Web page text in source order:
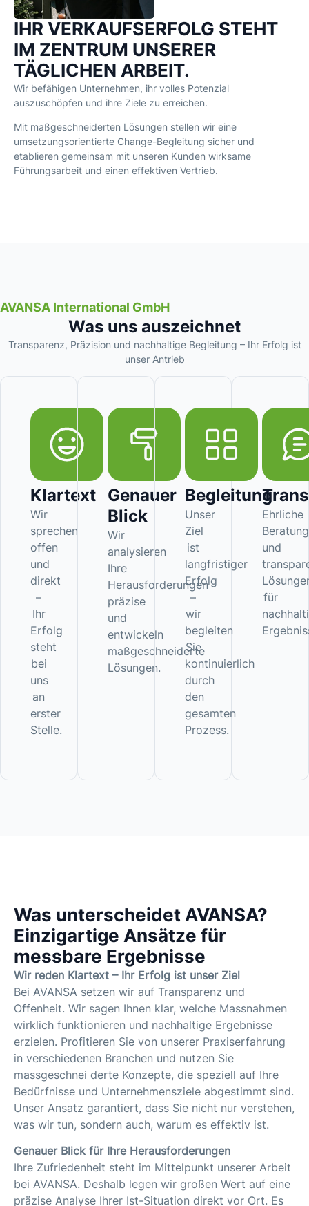
IHR VERKAUFSERFOLG STEHT
IM ZENTRUM UNSERER
TÄGLICHEN ARBEIT.
Wir befähigen Unternehmen, ihr volles Potenzial
auszuschöpfen und ihre Ziele zu erreichen.
Mit maßgeschneiderten Lösungen stellen wir eine
umsetzungsorientierte Change-Begleitung sicher und
etablieren gemeinsam mit unseren Kunden wirksame
Führungsarbeit und einen effektiven Vertrieb.
AVANSA International GmbH
Was uns auszeichnet
Transparenz, Präzision und nachhaltige Begleitung – Ihr Erfolg ist
unser Antrieb
Klartext
Wir
sprechen
offen
und
direkt
–
Ihr
Erfolg
steht
bei
uns
an
erster
Stelle.
Genauer
Blick
Wir
analysieren
Ihre
Herausforderungen
präzise
und
entwickeln
maßgeschneiderte
Lösungen.
Begleitung
Unser
Ziel
ist
langfristiger
Erfolg
–
wir
begleiten
Sie
kontinuierlich
durch
den
gesamten
Prozess.
Ehrliche
Beratung
und
für
Was unterscheidet AVANSA?
Einzigartige Ansätze für
messbare Ergebnisse
Wir reden Klartext – Ihr Erfolg ist unser Ziel
Bei AVANSA setzen wir auf Transparenz und
Offenheit. Wir sagen Ihnen klar, welche Massnahmen
wirklich funktionieren und nachhaltige Ergebnisse
erzielen. Profitieren Sie von unserer Praxiserfahrung
in verschiedenen Branchen und nutzen Sie
massgeschnei derte Konzepte, die speziell auf Ihre
Bedürfnisse und Unternehmensziele abgestimmt sind.
Unser Ansatz garantiert, dass Sie nicht nur verstehen,
was wir tun, sondern auch, warum es effektiv ist.
Genauer Blick für Ihre Herausforderungen
Ihre Zufriedenheit steht im Mittelpunkt unserer Arbeit
bei AVANSA. Deshalb legen wir großen Wert auf eine
präzise Analyse Ihrer Ist-Situation direkt vor Ort. Es